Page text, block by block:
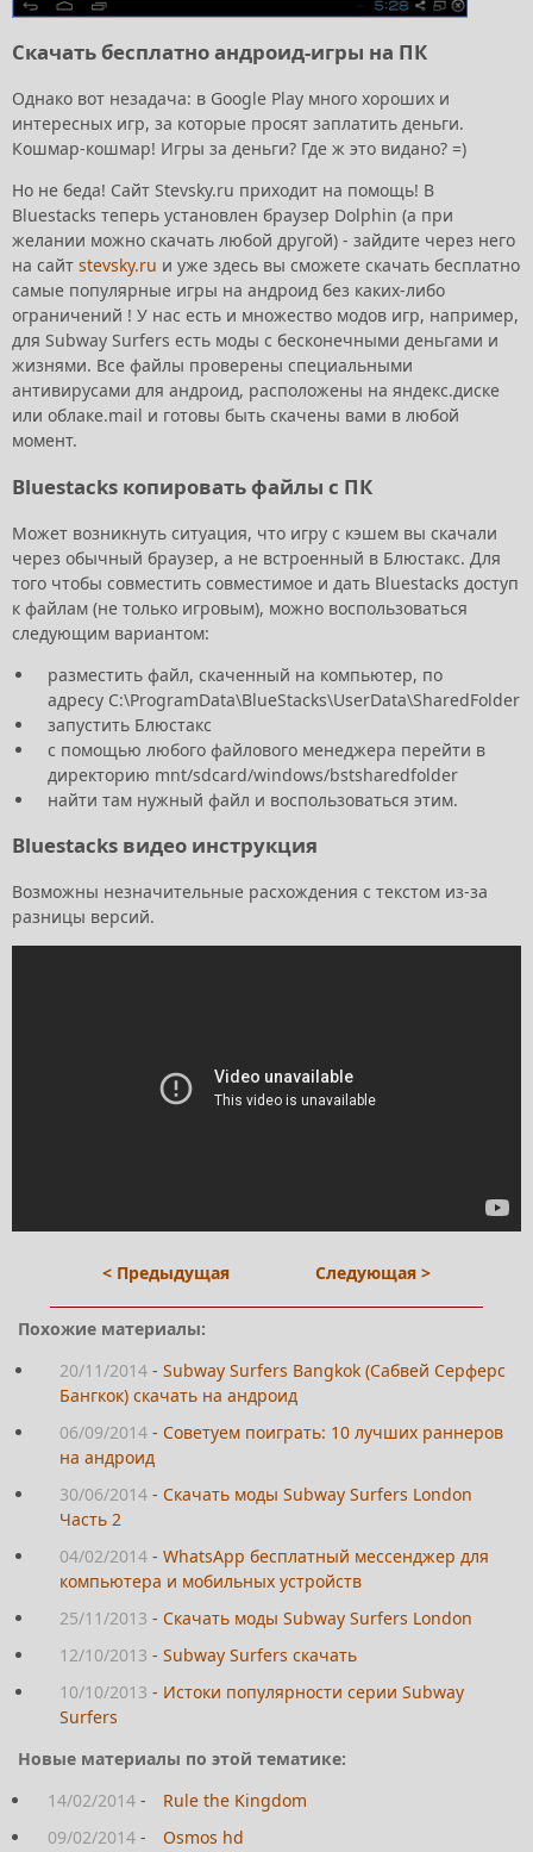
Скачать бесплатно андроид-игры на ПК
Однако вот незадача: в Google Play много хороших и
интересных игр, за которые просят заплатить деньги.
Кошмар-кошмар! Игры за деньги? Где ж это видано? =)
Но не беда! Сайт Stevsky.ru приходит на помощь! В
Bluestacks теперь установлен браузер Dolphin (а при
желании можно скачать любой другой) - зайдите через него
на сайт stevsky.ru и уже здесь вы сможете скачать бесплатно
самые популярные игры на андроид без каких-либо
ограничений ! У нас есть и множество модов игр, например,
для Subway Surfers есть моды с бесконечными деньгами и
жизнями. Все файлы проверены специальными
антивирусами для андроид, расположены на яндекс.диске
или облаке.mail и готовы быть скачены вами в любой
момент.
Bluestacks копировать файлы с ПК
Может возникнуть ситуация, что игру с кэшем вы скачали
через обычный браузер, а не встроенный в Блюстакс. Для
того чтобы совместить совместимое и дать Bluestacks доступ
к файлам (не только игровым), можно воспользоваться
следующим вариантом:
разместить файл, скаченный на компьютер, по
адресу C:\ProgramData\BlueStacks\UserData\SharedFolder
запустить Блюстакс
с помощью любого файлового менеджера перейти в
директорию mnt/sdcard/windows/bstsharedfolder
найти там нужный файл и воспользоваться этим.
Bluestacks видео инструкция
Возможны незначительные расхождения с текстом из-за
разницы версий.
< Предыдущая Следующая >
Похожие материалы:
20/11/2014 - Subway Surfers Bangkok (Сабвей Серферс
Бангкок) скачать на андроид
06/09/2014 - Советуем поиграть: 10 лучших раннеров
на андроид
30/06/2014 - Скачать моды Subway Surfers London
Часть 2
04/02/2014 - WhatsApp бесплатный мессенджер для
компьютера и мобильных устройств
25/11/2013 - Скачать моды Subway Surfers London
12/10/2013 - Subway Surfers скачать
10/10/2013 - Истоки популярности серии Subway
Surfers
Новые материалы по этой тематике:
14/02/2014 -
Rule the Kingdom
09/02/2014 - Osmos hd